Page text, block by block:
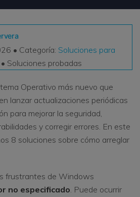
Pruébalo Gratis
• Categoría: Soluciones para
• Soluciones probadas
Operativo más nuevo que
lanzar actualizaciones periódicas
para mejorar la seguridad,
y corregir errores. En este
8 soluciones sobre cómo arreglar
frustrantes de Windows
no especificado. Puede ocurrir